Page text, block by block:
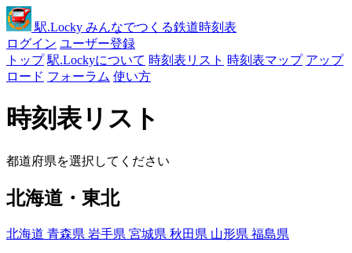
駅.Locky みんなでつくる鉄道時刻表
ログイン ユーザー登録
トップ 駅.Lockyについて 時刻表リスト 時刻表マップ アップ
ロード フォーラム 使い方
時刻表リスト
都道府県を選択してください
北海道・東北
北海道 青森県 岩手県 宮城県 秋田県 山形県 福島県